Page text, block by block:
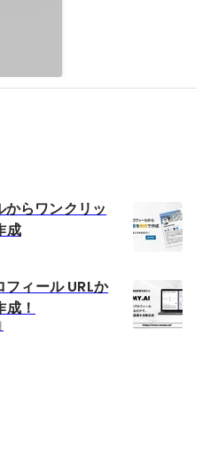
からワンクリッ
成
ィール URLか
！